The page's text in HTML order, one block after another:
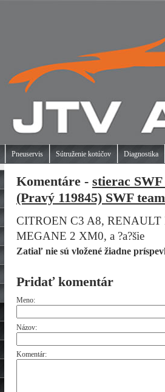
Pneuservis Sútruženie kotúčov Diagnostika
Komentáre - stierac
(Pravý 119845) SWF
CITROEN C3 A8,
MEGANE 2 XM0, a ?a?šie
Zatiaľ nie sú vložené žiadne
Pridať komentár
Meno:
Názov:
Komentár: